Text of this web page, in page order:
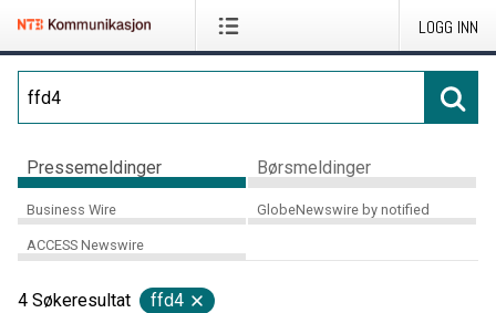
LOGG INN
Pressemeldinger Børsmeldinger
Business Wire GlobeNewswire by notified
ACCESS Newswire
4 Søkeresultat ffd4